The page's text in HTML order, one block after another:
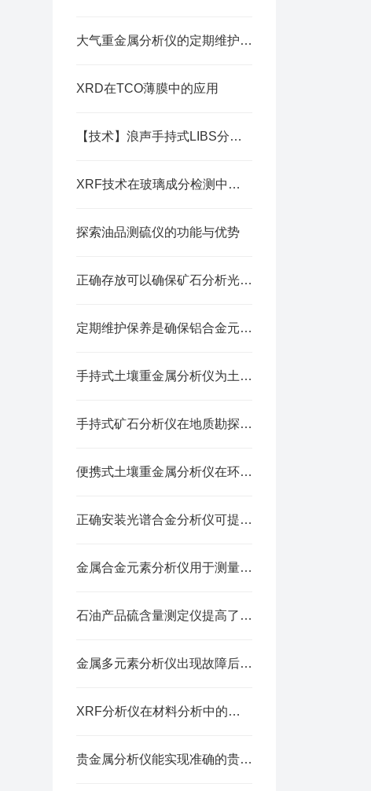
大气重金属分析仪的定期维护保养方法分享
XRD在TCO薄膜中的应用
【技术】浪声手持式LIBS分析仪的日常维护方法
XRF技术在玻璃成分检测中的应用
探索油品测硫仪的功能与优势
正确存放可以确保矿石分析光谱仪的可靠性
定期维护保养是确保铝合金元素分析仪准确性的关键
手持式土壤重金属分析仪为土壤质量评估和污染治理提供科学依据
手持式矿石分析仪在地质勘探领域发挥着重要作用
便携式土壤重金属分析仪在环境监测中的重要应用
正确安装光谱合金分析仪可提供准确测试结果
金属合金元素分析仪用于测量金属材料中各种元素含量
石油产品硫含量测定仪提高了工作效率
金属多元素分析仪出现故障后的解决方法分享
XRF分析仪在材料分析中的应用与优势
贵金属分析仪能实现准确的贵金属检测与分析